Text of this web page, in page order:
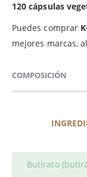
120 cápsulas
Puedes comprar
mejores marcas,
COMPOSICIÓN
Butirato